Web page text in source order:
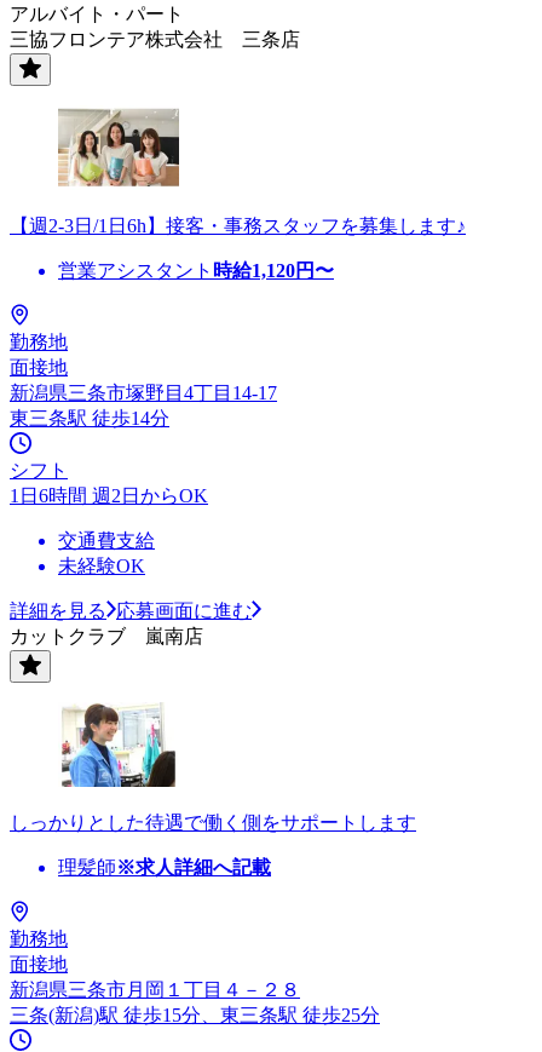
アルバイト・パート
三協フロンテア株式会社 三条店
【週2-3日/1日6h】接客・事務スタッフを募集します♪
営業アシスタント 時給1,120円〜
勤務地
面接地
新潟県三条市塚野目4丁目14-17
東三条駅 徒歩14分
シフト
1日6時間 週2日からOK
交通費支給
未経験OK
詳細を見る
応募画面に進む
カットクラブ 嵐南店
しっかりとした待遇で働く側をサポートします
理髪師※求人詳細へ記載
勤務地
面接地
新潟県三条市月岡１丁目４－２８
三条(新潟)駅 徒歩15分、東三条駅 徒歩25分